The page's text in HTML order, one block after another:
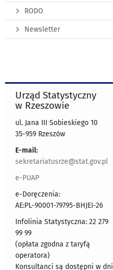
RODO
Newsletter
Urząd Statystyczny
w Rzeszowie
ul. Jana III Sobieskiego 10
35-959 Rzeszów
E-mail:
sekretariatusrze@stat.gov.pl
e-PUAP
e-Doręczenia:
AE:PL-90001-79795-BHJEI-26
Infolinia Statystyczna: 22 279
99 99
(opłata zgodna z taryfą
operatora)
Konsultanci są dostępni w dni